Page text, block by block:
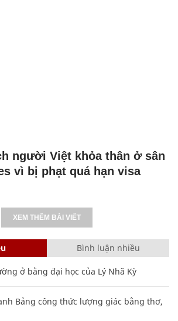
người Việt khỏa thân ở sân
vì bị phạt quá hạn visa
XEM THÊM BÀI VIẾT
Bình luận nhiều
ở bằng đại học của Lý Nhã Kỳ
Bảng công thức lượng giác bằng thơ,